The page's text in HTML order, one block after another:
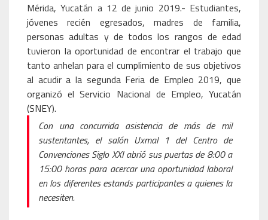
Mérida, Yucatán a 12 de junio 2019.- Estudiantes,
jóvenes recién egresados, madres de familia,
personas adultas y de todos los rangos de edad
tuvieron la oportunidad de encontrar el trabajo que
tanto anhelan para el cumplimiento de sus objetivos
al acudir a la segunda Feria de Empleo 2019, que
organizó el Servicio Nacional de Empleo, Yucatán
(SNEY).
Con una concurrida asistencia de más de mil
sustentantes, el salón Uxmal 1 del Centro de
Convenciones Siglo XXI abrió sus puertas de 8:00 a
15:00 horas para acercar una oportunidad laboral
en los diferentes estands participantes a quienes la
necesiten.